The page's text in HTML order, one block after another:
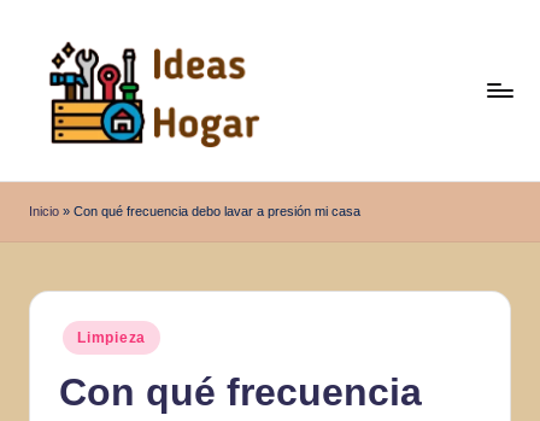
contenido
d
e
a
Inicio » Con qué frecuencia debo lavar a presión mi casa
Publicado
en
Limpieza
Con qué frecuencia